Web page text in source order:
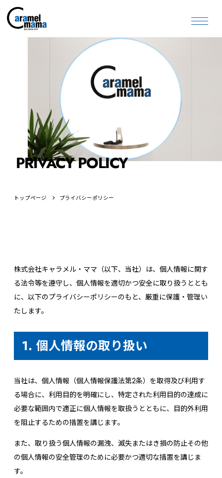
PRIVACY POLICY
トップページ プライバシーポリシー
株式会社キャラメル・ママ（以下、当社）は、個人情報に関す
る法令等を遵守し、個人情報を適切かつ安全に取り扱うととも
に、以下のプライバシーポリシーのもと、厳重に保護・管理い
たします。
1. 個人情報の取り扱い
当社は、個人情報（個人情報保護法第２条）を取得及び利用す
る場合に、利用目的を明確にし、特定された利用目的の達成に
必要な範囲内で適正に個人情報を取扱うとともに、目的外利用
を阻止するための措置を講じます。
また、取り扱う個人情報の漏洩、滅失またはき損の防止その他
の個人情報の安全管理のために必要かつ適切な措置を講じま
す。